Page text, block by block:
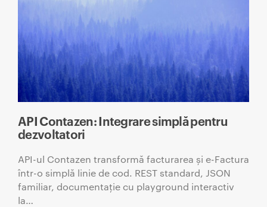
API Contazen: Integrare simplă pentru
dezvoltatori
API-ul Contazen transformă facturarea și e-Factura
într-o simplă linie de cod. REST standard, JSON
familiar, documentație cu playground interactiv
la…